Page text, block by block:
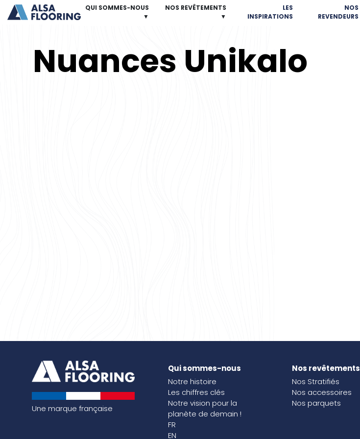
QUI SOMMES-NOUS
▼
NOS REVÊTEMENTS
▼
LES
INSPIRATIONS
NOS
REVENDEURS
Nuances Unikalo
Une marque française
Qui sommes-nous
Notre histoire
Les chiffres clés
Notre vision pour la
planète de demain !
FR
EN
Nos revêtements
Nos Stratifiés
Nos accessoires
Nos parquets